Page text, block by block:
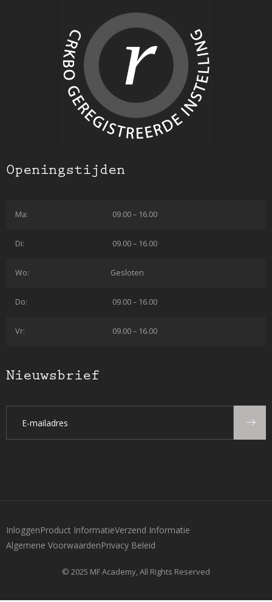
Openingstijden
Ma: 09.00 – 16.00
Di: 09.00 – 16.00
Wo: Gesloten
Do: 09.00 – 16.00
Vr: 09.00 – 16.00
Nieuwsbrief
InloggenProduct InformatieVerzend Informatie
Algemene VoorwaardenPrivacy Beleid
© 2025 MF Academy, All Rights Reserved